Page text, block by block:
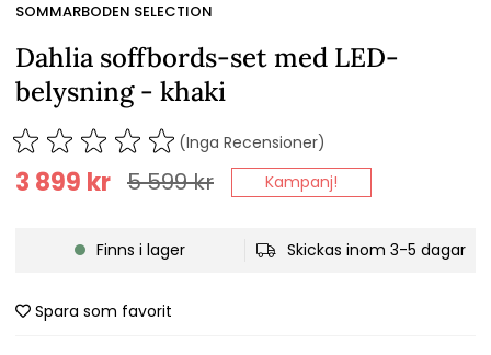
SOMMARBODEN SELECTION
Dahlia soffbords-set med LED-
belysning - khaki
(Inga Recensioner)
5 599kr
3 899 kr Kampanj!
Finns i lager Skickas inom 3-5 dagar
Spara som favorit